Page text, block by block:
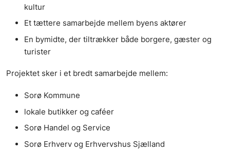
kultur
Et tættere samarbejde mellem byens aktører
En bymidte, der tiltrækker både borgere, gæster og
turister
Projektet sker i et bredt samarbejde mellem:
Sorø Kommune
lokale butikker og caféer
Sorø Handel og Service
Sorø Erhverv og Erhvervshus Sjælland